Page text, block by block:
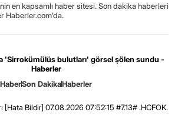
en kapsamlı haber sitesi. Son dakika haberleri
Haberler.com’da.
'Sirrokümülüs bulutları' görsel şölen sundu -
Haberler
HaberSon DakikaHaberler
[Hata Bildir] 07.08.2026 07:52:15 #7.13# .HCFOK.